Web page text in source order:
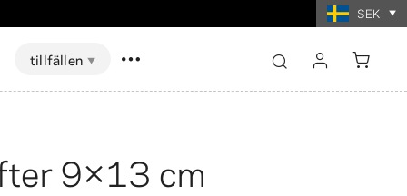
SEK
Visa alla
Visa alla
tillfällen
logga in
9×13 cm